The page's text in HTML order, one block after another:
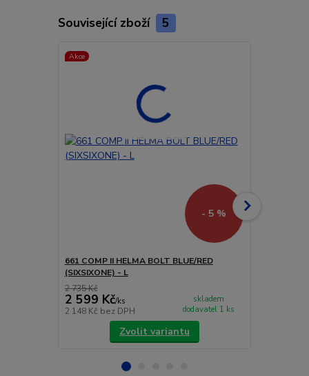
Související zboží 5
Akce
- 5 %
661 COMP II HELMA BOLT BLUE/RED
(SIXSIXONE) - L
2 735 Kč
2 599 Kč/ks
2 148 Kč bez DPH
skladem
dodavatel 1 ks
Zvolit variantu